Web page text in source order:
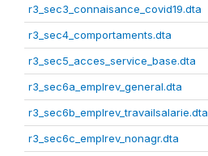
r3_sec3_connaisance_covid19.dta
r3_sec4_comportaments.dta
r3_sec5_acces_service_base.dta
r3_sec6a_emplrev_general.dta
r3_sec6b_emplrev_travailsalarie.dta
r3_sec6c_emplrev_nonagr.dta